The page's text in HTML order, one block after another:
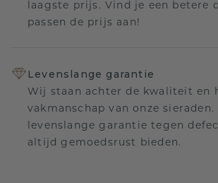
laagste prijs. Vind je een betere
passen de prijs aan!
Levenslange garantie
Wij staan achter de kwaliteit en
vakmanschap van onze
levenslange garantie tegen
altijd gemoedsrust bieden.